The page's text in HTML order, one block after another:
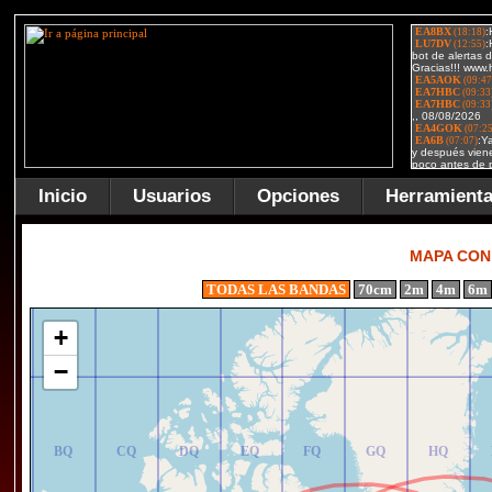
Inicio Usuarios Opciones
MAPA
TODAS LAS BANDAS 70cm 2m 4m 6m
BQ CQ DQ EQ FQ GQ HQ
HR
+
−